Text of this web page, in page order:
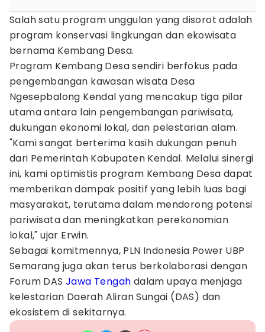
Salah satu program unggulan yang disorot adalah
program konservasi lingkungan dan ekowisata
bernama Kembang Desa.
Program Kembang Desa sendiri berfokus pada
pengembangan kawasan wisata Desa
Ngesepbalong Kendal yang mencakup tiga pilar
utama antara lain pengembangan pariwisata,
dukungan ekonomi lokal, dan pelestarian alam.
"Kami sangat berterima kasih dukungan penuh
dari Pemerintah Kabupaten Kendal. Melalui sinergi
ini, kami optimistis program Kembang Desa dapat
memberikan dampak positif yang lebih luas bagi
masyarakat, terutama dalam mendorong potensi
pariwisata dan meningkatkan perekonomian
lokal," ujar Erwin.
Sebagai komitmennya, PLN Indonesia Power UBP
Semarang juga akan terus berkolaborasi dengan
Forum DASJawa Tengah dalam upaya menjaga
kelestarian Daerah Aliran Sungai (DAS) dan
ekosistem di sekitarnya.